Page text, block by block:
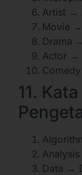
Artist →
Movie
Drama
Actor →
11.
Data →